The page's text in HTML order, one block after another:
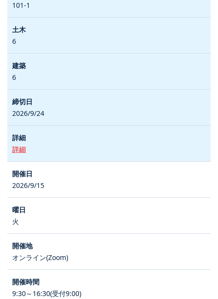
101-1
6
6
2026/9/24
詳細
2026/9/15
火
オンライン(Zoom)
9:30～16:30(受付9:00)